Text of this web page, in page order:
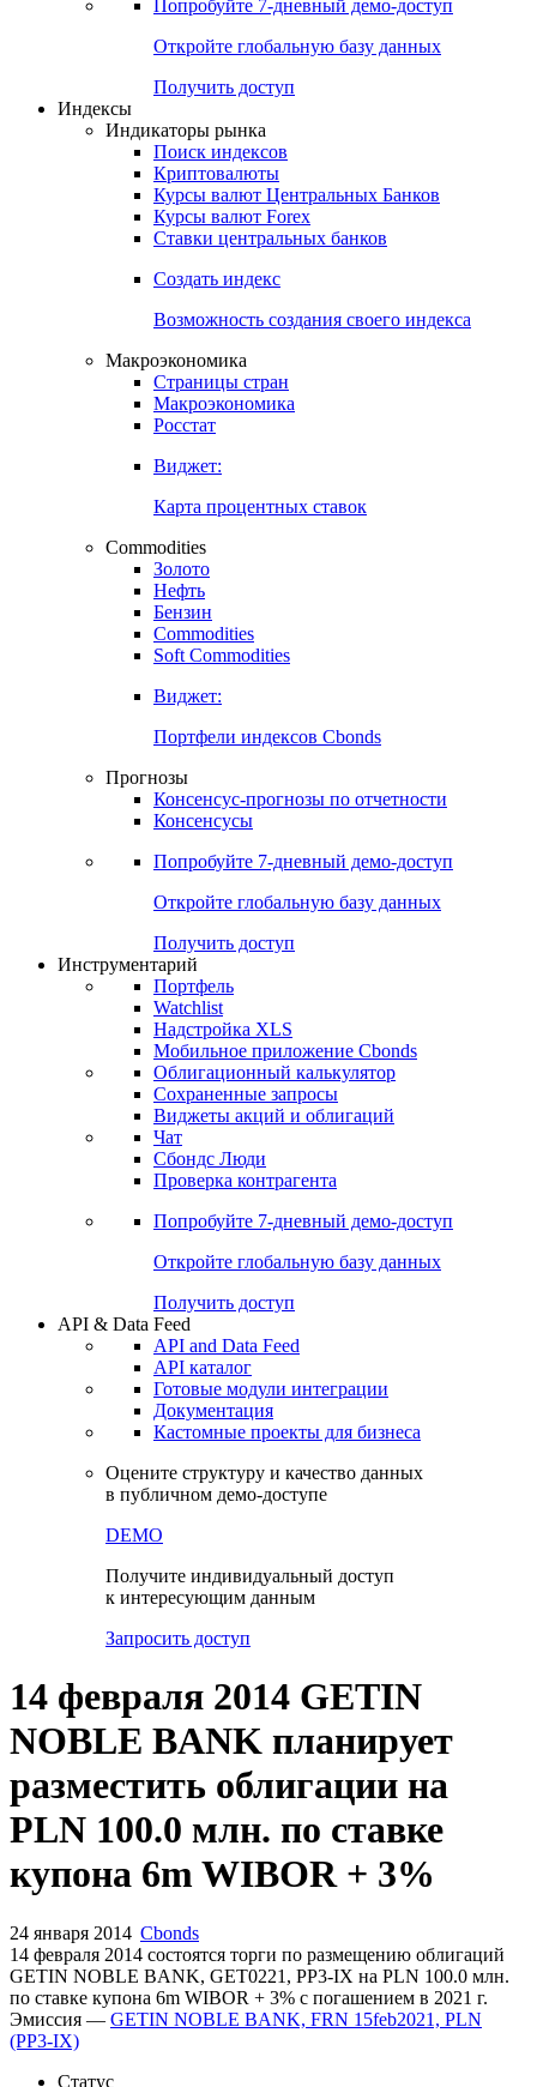
Попробуйте 7-дневный демо-доступ
Откройте глобальную базу данных
Получить доступ
Индексы
Индикаторы рынка
Поиск индексов
Криптовалюты
Курсы валют Центральных Банков
Курсы валют Forex
Ставки центральных банков
Создать индекс
Возможность создания своего индекса
Макроэкономика
Страницы стран
Макроэкономика
Росстат
Виджет:
Карта процентных ставок
Commodities
Золото
Нефть
Бензин
Commodities
Soft Commodities
Виджет:
Портфели индексов Cbonds
Прогнозы
Консенсус-прогнозы по отчетности
Консенсусы
Попробуйте 7-дневный демо-доступ
Откройте глобальную базу данных
Получить доступ
Инструментарий
Портфель
Watchlist
Надстройка XLS
Мобильное приложение Cbonds
Облигационный калькулятор
Сохраненные запросы
Виджеты акций и облигаций
Чат
Сбондс Люди
Проверка контрагента
Попробуйте 7-дневный демо-доступ
Откройте глобальную базу данных
Получить доступ
API & Data Feed
API and Data Feed
API каталог
Готовые модули интеграции
Документация
Кастомные проекты для бизнеса
Оцените структуру и качество данных
в публичном демо-доступе
DEMO
Получите индивидуальный доступ
к интересующим данным
Запросить доступ
14 февраля 2014 GETIN
NOBLE BANK планирует
разместить облигации на
PLN 100.0 млн. по ставке
купона 6m WIBOR + 3%
24 января 2014 Cbonds
14 февраля 2014 состоятся торги по размещению облигаций
GETIN NOBLE BANK, GET0221, PP3-IX на PLN 100.0 млн.
по ставке купона 6m WIBOR + 3% с погашением в 2021 г.
Эмиссия — GETIN NOBLE BANK, FRN 15feb2021, PLN
(PP3-IX)
Статус